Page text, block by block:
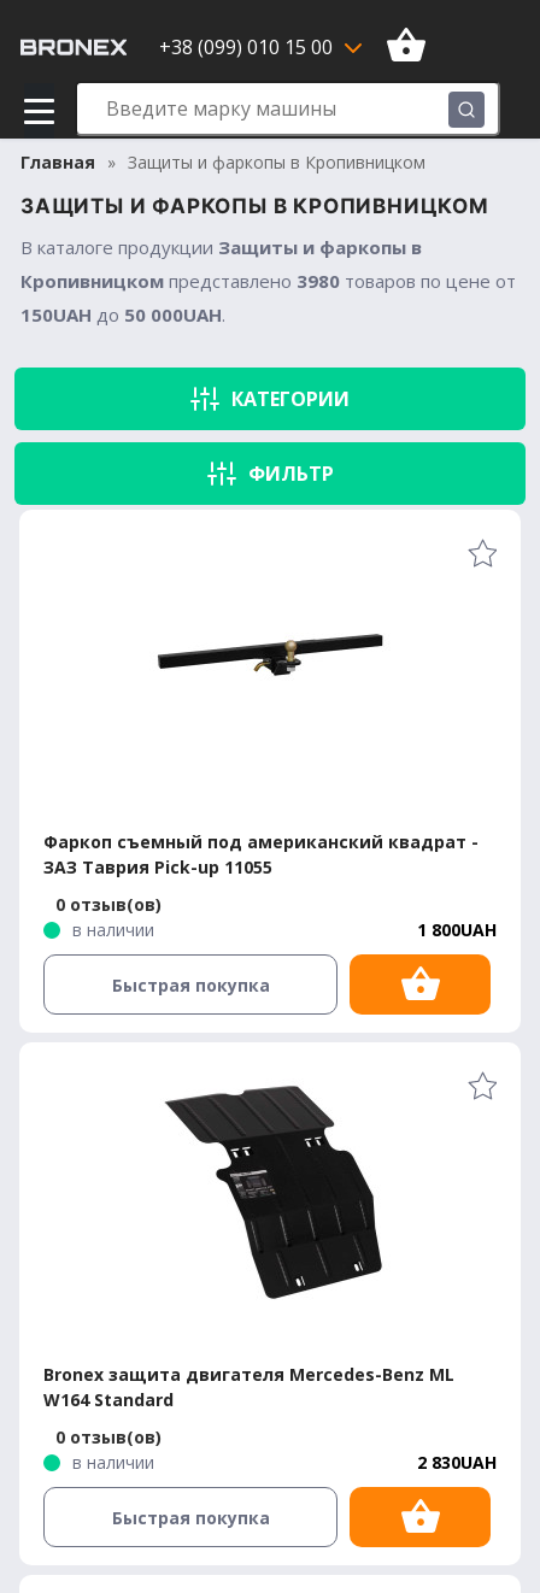
+38 (099) 010 15 00
Главная Защиты и фаркопы в Кропивницком
ЗАЩИТЫ И ФАРКОПЫ В КРОПИВНИЦКОМ
В каталоге продукции Защиты и фаркопы в
Кропивницком представлено 3980 товаров по цене от
150UAH до 50 000UAH.
КАТЕГОРИИ
ФИЛЬТР
Фаркоп съемный под американский квадрат -
ЗАЗ Таврия Pick-up 11055
0 отзыв(ов)
в наличии
1 800UAH
Быстрая покупка
Bronex защита двигателя Mercedes-Benz ML
W164 Standard
0 отзыв(ов)
в наличии
2 830UAH
Быстрая покупка